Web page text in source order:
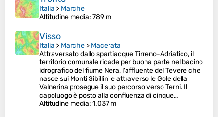
Italia > Marche
Altitudine media: 789 m
Visso
Italia > Marche > Macerata
Attraversato dallo spartiacque Tirreno-Adriatico, il
territorio comunale ricade per buona parte nel bacino
idrografico del fiume Nera, l'affluente del Tevere che
nasce sui Monti Sibillini e attraverso le Gole della
Valnerina prosegue il suo percorso verso Terni. Il
capoluogo è posto alla confluenza di cinque…
Altitudine media: 1.037 m